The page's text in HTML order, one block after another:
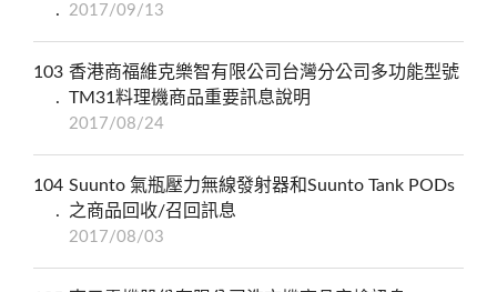
2017/09/13
103 香港商福維克樂智有限公司台灣分公司多功能型號
TM31料理機商品重要訊息說明
2017/08/24
104 Suunto 氣瓶壓力無線發射器和Suunto Tank PODs
之商品回收/召回訊息
2017/08/03